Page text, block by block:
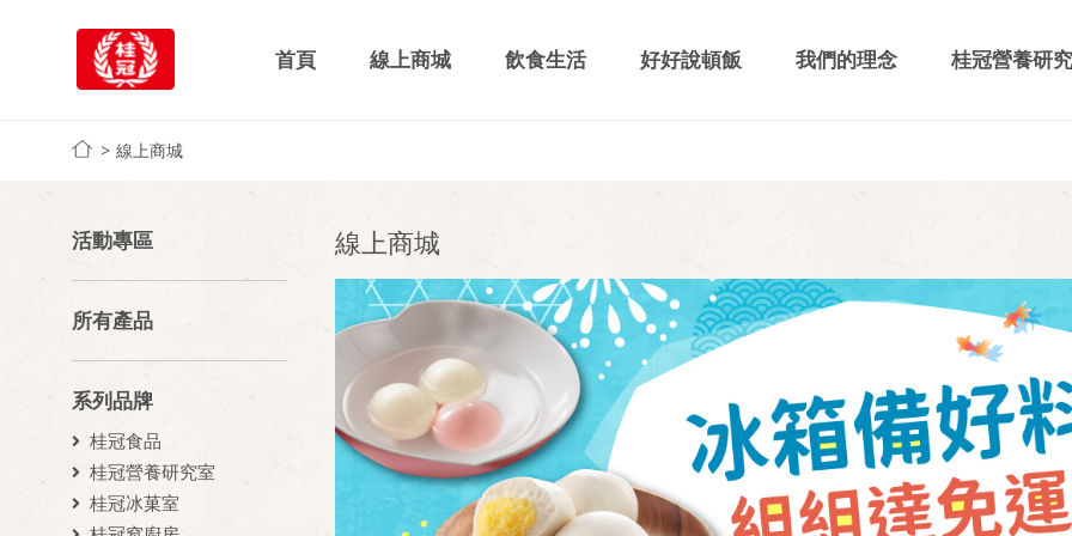
首頁 線上商城 飲食生活 好好說頓飯 我們的理念 桂冠營養研
線上商城
活動專區
所有產品
系列品牌
桂冠食品
桂冠營養研究室
桂冠冰菓室
線上商城